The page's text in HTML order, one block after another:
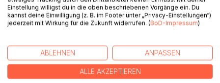
unausgesprochenen Ängsten und neuen Hoffnungen,
müssen beide lernen, was es heißt, Vertrauen zuzulassen.
Eine Liebesgeschichte über leise Gesten, die Kraft von
finden.
Einstellung willigst du in die oben beschriebenen Vorgänge ein. Du
kannst deine Einwilligung (z. B. im Footer unter „Privacy-Einstellungen“)
jederzeit mit Wirkung für die Zukunft widerrufen. (BoD-Impressum)
ABLEHNEN ANPASSEN
ALLE AKZEPTIEREN